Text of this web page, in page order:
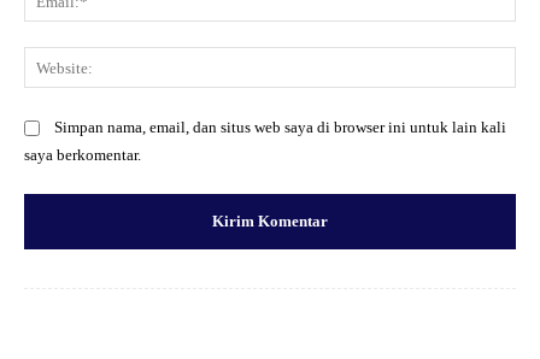
Simpan nama, email, dan situs web saya di browser ini untuk lain kali
saya berkomentar.